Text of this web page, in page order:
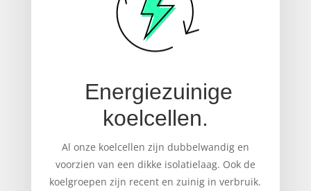
Energiezuinige
koelcellen.
Al onze koelcellen zijn dubbelwandig en
voorzien van een dikke isolatielaag. Ook de
koelgroepen zijn recent en zuinig in verbruik.